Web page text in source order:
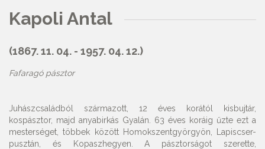
Kapoli Antal
(1867. 11. 04. - 1957. 04. 12.)
Fafaragó pásztor
Juhászcsaládból származott, 12 éves korától kisbujtár,
kospásztor, majd anyabirkás Gyalán. 63 éves koráig űzte ezt a
mesterséget, többek között Homokszentgyörgyön, Lapiscser-
pusztán, és Kopaszhegyen. A pásztorságot szerette,